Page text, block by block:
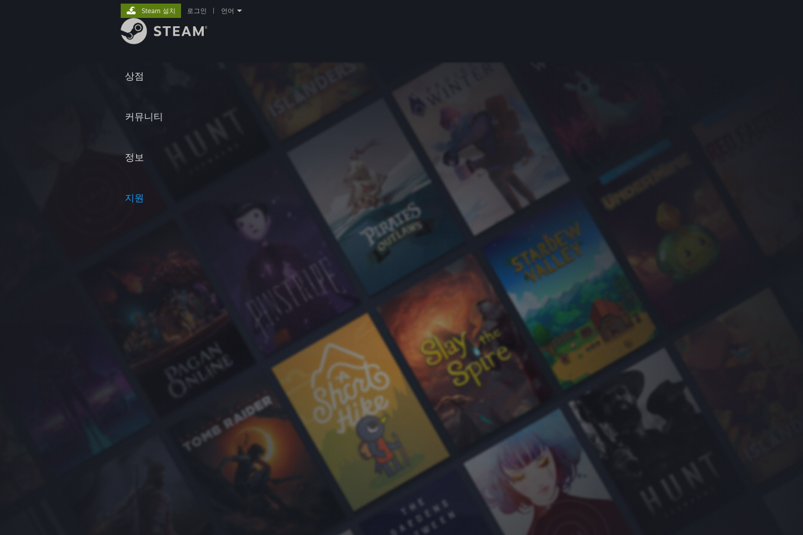
상점
커뮤니티
정보
지원
Steam 설치 로그인 언어